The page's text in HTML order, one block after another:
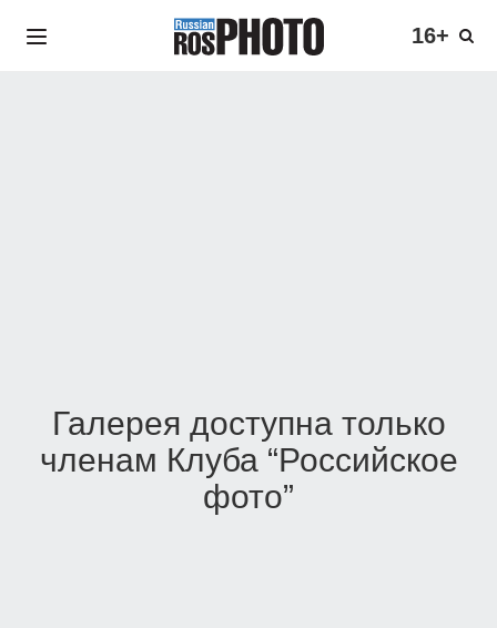
16+
Галерея доступна только
членам Клуба “Российское
фото”